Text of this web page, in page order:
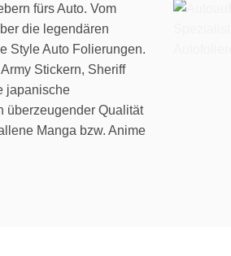
fürs Auto. Vom
die legendären
Style Auto Folierungen.
Stickern, Sheriff
japanische
überzeugender Qualität
Manga bzw. Anime